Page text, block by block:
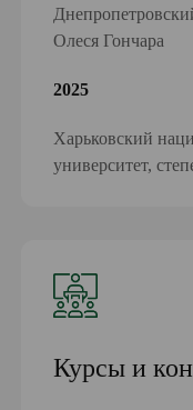
Олеся Гончара
2025
Харьковский
университет,
Курсы и